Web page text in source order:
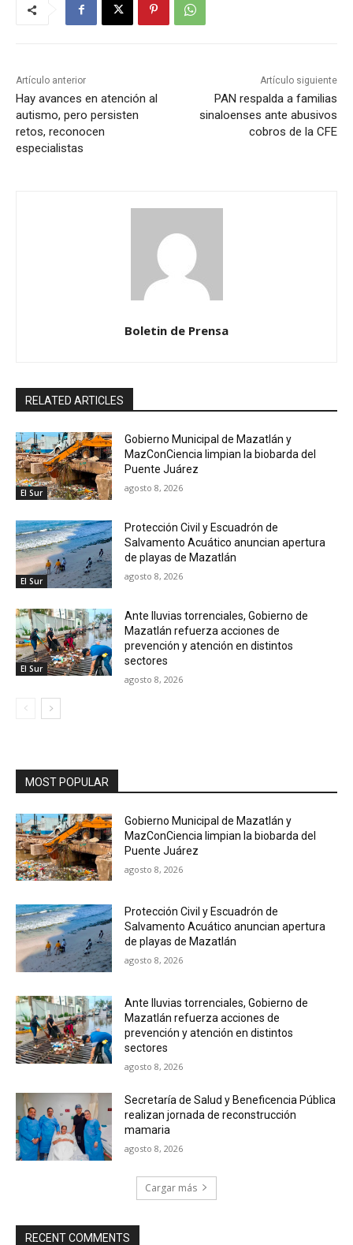
Artículo anterior
Hay avances en atención al
autismo, pero persisten
retos, reconocen
especialistas
Artículo siguiente
PAN respalda a familias
sinaloenses ante abusivos
cobros de la CFE
Boletin de Prensa
RELATED ARTICLES
El Sur
Gobierno Municipal de Mazatlán y
MazConCiencia limpian la biobarda del
Puente Juárez
agosto 8, 2026
El Sur
Protección Civil y Escuadrón de
Salvamento Acuático anuncian apertura
de playas de Mazatlán
agosto 8, 2026
El Sur
Ante lluvias torrenciales, Gobierno de
Mazatlán refuerza acciones de
prevención y atención en distintos
sectores
agosto 8, 2026
MOST POPULAR
Gobierno Municipal de Mazatlán y
MazConCiencia limpian la biobarda del
Puente Juárez
agosto 8, 2026
Protección Civil y Escuadrón de
Salvamento Acuático anuncian apertura
de playas de Mazatlán
agosto 8, 2026
Ante lluvias torrenciales, Gobierno de
Mazatlán refuerza acciones de
prevención y atención en distintos
sectores
agosto 8, 2026
Secretaría de Salud y Beneficencia Pública
realizan jornada de reconstrucción
mamaria
agosto 8, 2026
Cargar más
RECENT COMMENTS